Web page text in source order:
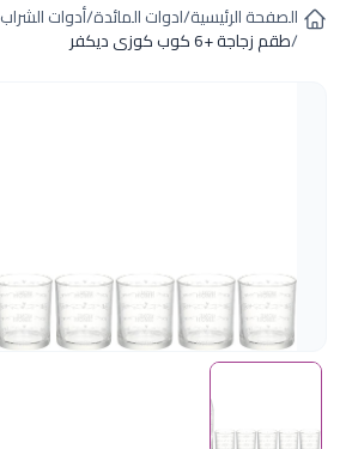
الصفحة الرئيسية/ادوات المائدة/أدوات الشراب
/طقم زجاجة +6 كوب كوزى ديكفر